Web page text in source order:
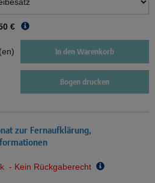
€
In den Warenkorb
Bogen drucken
zur Fernaufklärung,
- Kein Rückgaberecht